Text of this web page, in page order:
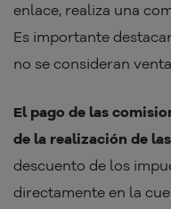
enlace, realiza una
Es importante
no se consideran
El pago de las
de la realización de
descuento de los
directamente en la